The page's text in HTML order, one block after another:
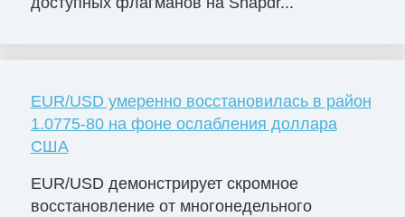
EUR/USD умеренно восстановилась в район
1.0775-80 на фоне ослабления доллара
США
EUR/USD демонстрирует скромное
восстановление от многонедельного